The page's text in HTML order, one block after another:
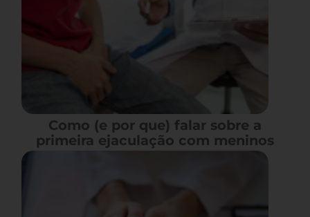
Como (e por que) falar sobre a
primeira ejaculação com meninos